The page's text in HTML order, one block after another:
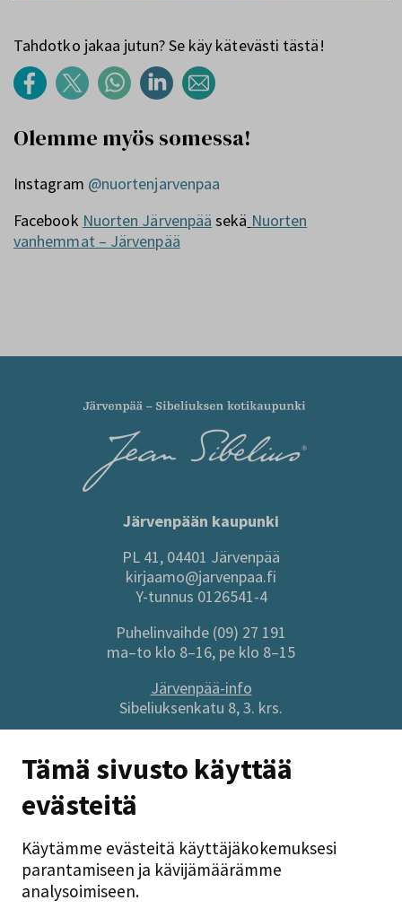
Tämä sivusto käyttää
evästeitä
Käytämme evästeitä käyttäjäkokemuksesi
parantamiseen ja kävijämäärämme
analysoimiseen.
Tahdotko jakaa jutun? Se käy kätevästi tästä!
Olemme myös somessa!
Instagram @nuortenjarvenpaa
Facebook Nuorten Järvenpää sekä Nuorten
vanhemmat – Järvenpää
Järvenpään kaupunki
PL 41, 04401 Järvenpää
kirjaamo@jarvenpaa.fi
Y-tunnus 0126541-4
Puhelinvaihde (09) 27 191
ma–to klo 8–16, pe klo 8–15
Järvenpää-info
Sibeliuksenkatu 8, 3. krs.
Sivuston pikalinkit
Anna palautetta
Tilaa uutiskirje
Tietosuoja